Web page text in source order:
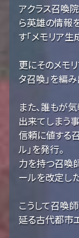
アクラス召喚
ら英雄の情報
す「メモリア生
更にそのメモ
タ召喚」を編み
また、誰もが
出来てしまう
信頼に値する
ル」を発行。
力を持つ召喚
ールを改定し
こうして召喚
延る古代都市